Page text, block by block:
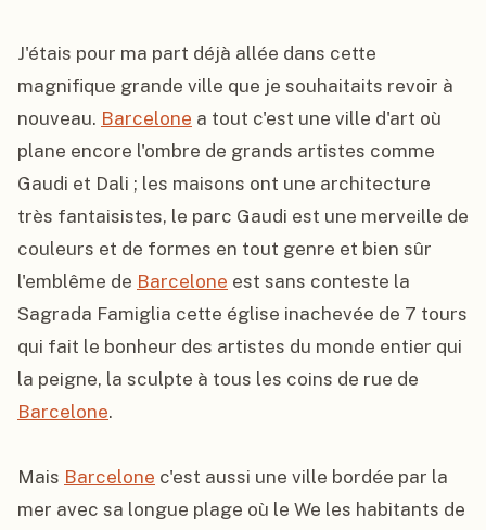
J'étais pour ma part déjà allée dans cette
magnifique grande ville que je souhaitaits revoir à
nouveau. Barcelone a tout c'est une ville d'art où
plane encore l'ombre de grands artistes comme
Gaudi et Dali ; les maisons ont une architecture
très fantaisistes, le parc Gaudi est une merveille de
couleurs et de formes en tout genre et bien sûr
l'emblême de Barcelone est sans conteste la
Sagrada Famiglia cette église inachevée de 7 tours
qui fait le bonheur des artistes du monde entier qui
Barcelone.
Mais Barcelone c'est aussi une ville bordée par la